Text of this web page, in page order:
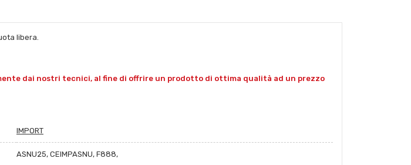
libera.
dai nostri tecnici, al fine di offrire un prodotto di ottima qualità ad un prezzo
IMPORT
ASNU25, CEIMPASNU, F888,